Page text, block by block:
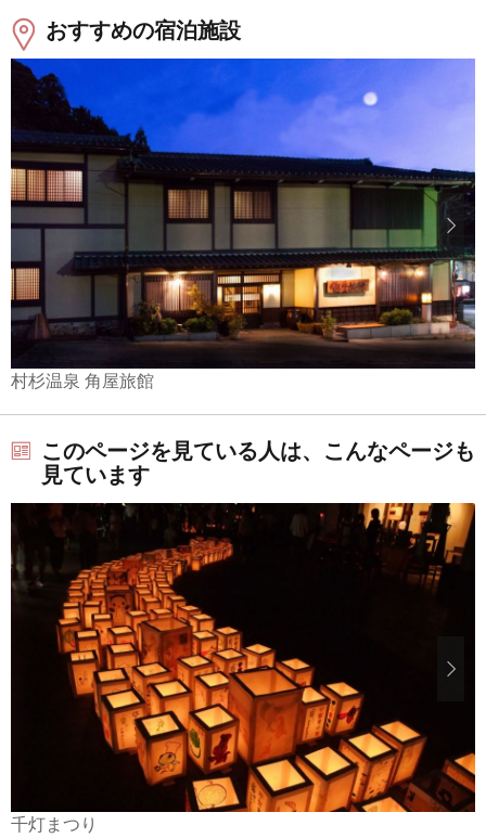
おすすめの宿泊施設
村杉温泉 角屋旅館
このページを見ている人は、こんなページも
見ています
千灯まつり